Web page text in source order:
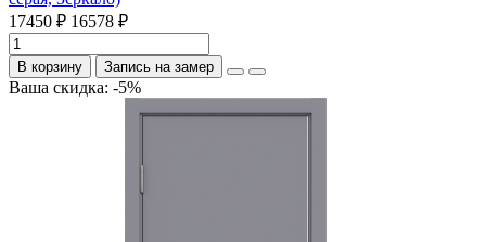
17450 ₽ 16578 ₽
В корзину Запись на замер
Ваша скидка: -5%